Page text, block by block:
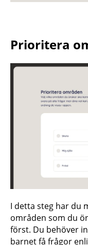
Prioritera
I detta steg har du
områden som du
först. Du behöver
barnet få frågor